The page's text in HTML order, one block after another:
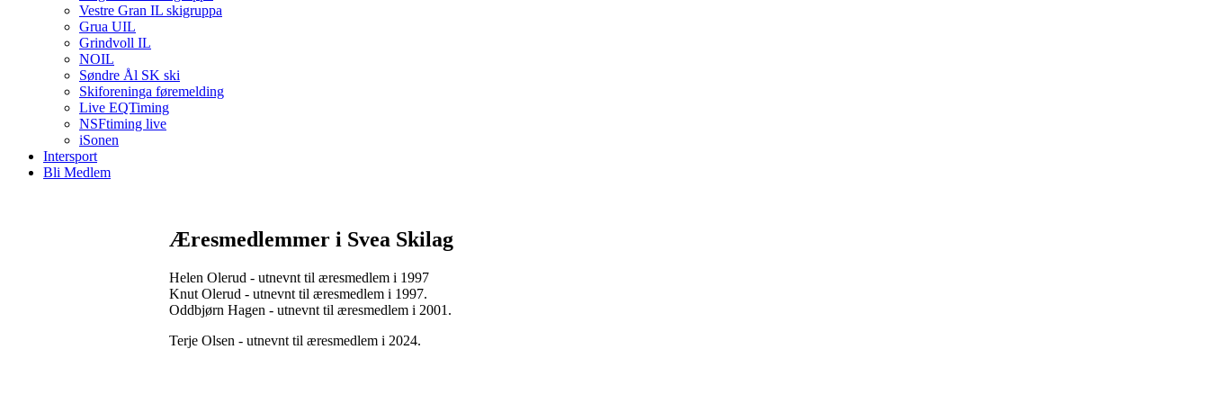
Vestre Gran IL skigruppa
Grua UIL
Grindvoll IL
NOIL
Søndre Ål SK ski
Skiforeninga føremelding
Live EQTiming
NSFtiming live
iSonen
Intersport
Bli Medlem
Æresmedlemmer i Svea Skilag
Helen Olerud - utnevnt til æresmedlem i 1997
Knut Olerud - utnevnt til æresmedlem i 1997.
Oddbjørn Hagen - utnevnt til æresmedlem i 2001.
Terje Olsen - utnevnt til æresmedlem i 2024.